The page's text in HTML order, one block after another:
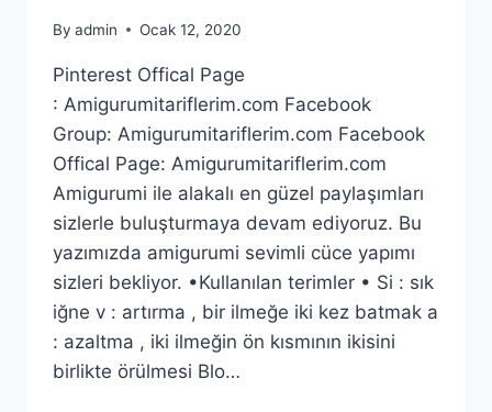
By admin Ocak 12, 2020
Pinterest Offical Page
: Amigurumitariflerim.com Facebook
Group: Amigurumitariflerim.com Facebook
Offical Page: Amigurumitariflerim.com
Amigurumi ile alakalı en güzel paylaşımları
sizlerle buluşturmaya devam ediyoruz. Bu
yazımızda amigurumi sevimli cüce yapımı
sizleri bekliyor. •Kullanılan terimler • Si : sık
iğne v : artırma , bir ilmeğe iki kez batmak a
: azaltma , iki ilmeğin ön kısmının ikisini
birlikte örülmesi Blo…